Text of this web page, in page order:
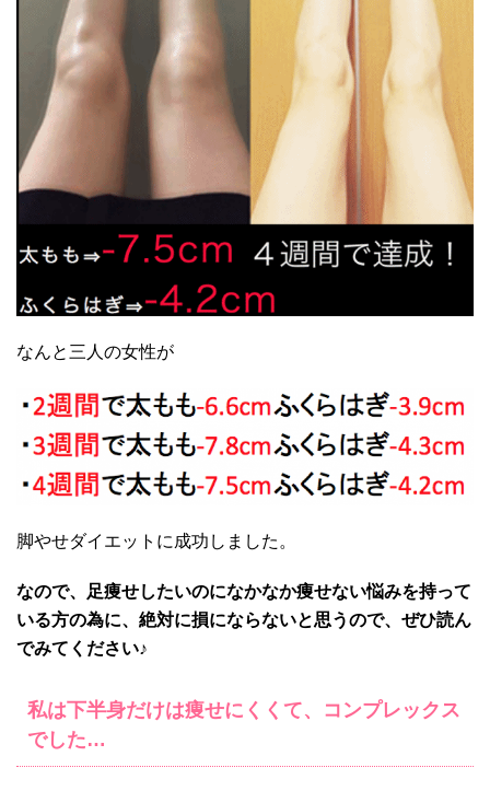
なんと三人の女性が
脚やせダイエットに成功しました。
なので、足痩せしたいのになかなか痩せない悩みを持って
いる方の為に、絶対に損にならないと思うので、ぜひ読ん
でみてください♪
私は下半身だけは痩せにくくて、コンプレックス
でした…